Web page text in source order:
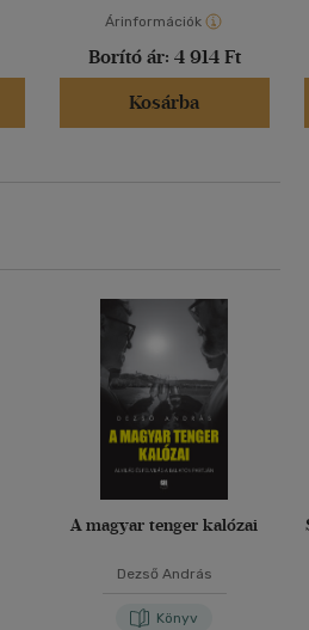
Árinformációk
Borító ár: 4 914 Ft
Kosárba
A magyar tenger kalózai
Dezső András
Könyv